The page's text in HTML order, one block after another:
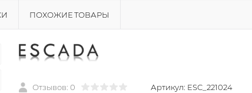
ПОХОЖИЕ ТОВАРЫ
Отзывов: 0 Артикул: ESC_221024